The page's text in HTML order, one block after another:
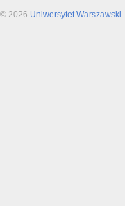
© 2026 Uniwersytet Warszawski